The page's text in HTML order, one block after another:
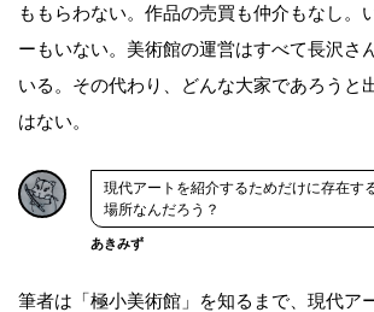
ももらわない。作品の売買も仲介もなし。
ーもいない。美術館の運営はすべて長沢さ
いる。その代わり、どんな大家であろうと
はない。
現代アートを紹介するためだけに存在す
場所なんだろう？
あきみず
筆者は「極小美術館」を知るまで、現代ア